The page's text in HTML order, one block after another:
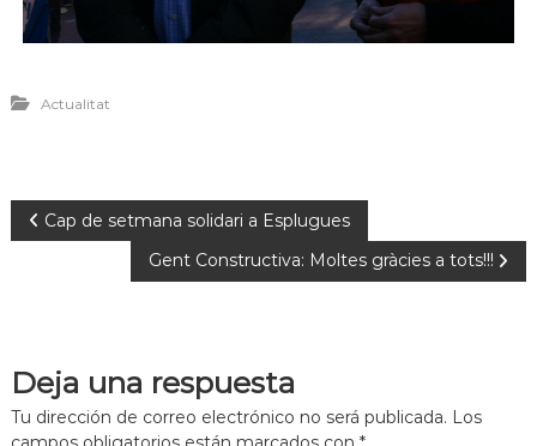
Actualitat
Cap de setmana solidari a Esplugues
Gent Constructiva: Moltes gràcies a tots!!!
Deja una respuesta
Tu dirección de correo electrónico no será publicada. Los